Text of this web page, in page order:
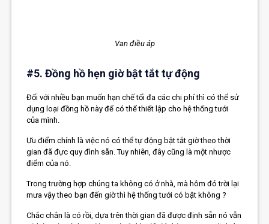
Van điều áp
#5. Đồng hồ hẹn giờ bật tắt tự động
Đối với nhiều bạn muốn hạn chế tối đa các chi phí thì có thể sử
dụng loại đồng hồ này để có thể thiết lập cho hệ thống tưới
của mình.
Ưu điểm chính là việc nó có thể tự động bật tắt giờ theo thời
gian đã đực quy đình sẵn. Tuy nhiên, đây cũng là một nhược
điểm của nó.
Trong trường hợp chúng ta không có ở nhà, mà hôm đó trời lại
mưa vậy theo bạn đến giờ thì hệ thống tưới có bật không ?
Chắc chắn là có rồi, dựa trên thời gian đã được định sẵn nó vẫn